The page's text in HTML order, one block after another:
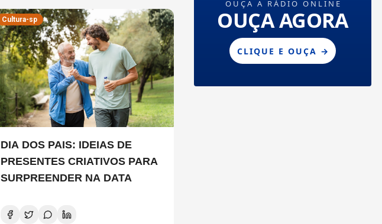
Cultura-sp
DIA DOS PAIS: IDEIAS DE
PRESENTES CRIATIVOS PARA
SURPREENDER NA DATA